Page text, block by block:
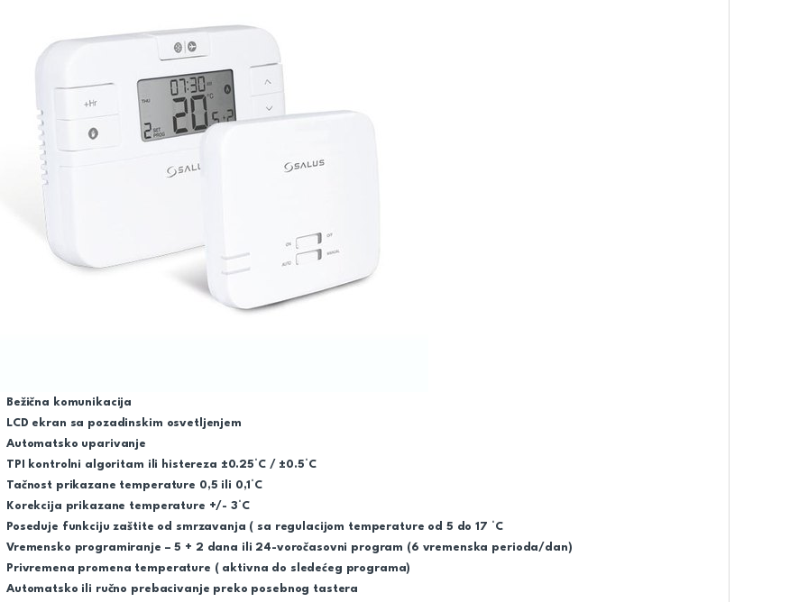
Bežična komunikacija
LCD ekran sa pozadinskim osvetljenjem
Automatsko uparivanje
TPI kontrolni algoritam ili histereza ±0.25°C / ±0.5°C
Tačnost prikazane temperature 0,5 ili 0,1°C
Korekcija prikazane temperature +/- 3°C
Poseduje funkciju zaštite od smrzavanja ( sa regulacijom temperature od 5 do 17 °C
Vremensko programiranje – 5 + 2 dana ili 24-voročasovni program (6 vremenska perioda/dan)
Privremena promena temperature ( aktivna do sledećeg programa)
Automatsko ili ručno prebacivanje preko posebnog tastera